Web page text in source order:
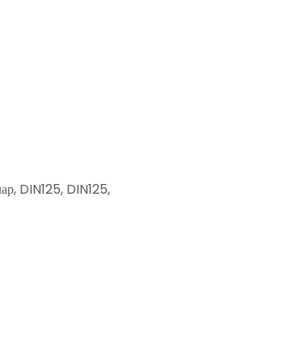
DIN125, DIN125,